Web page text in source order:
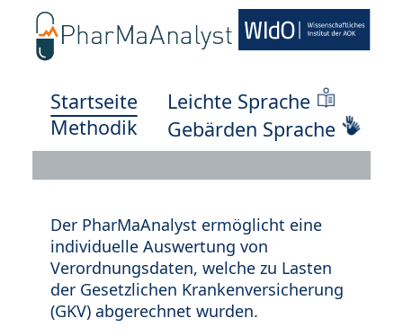
Startseite
Methodik
Leichte Sprache
Gebärden Sprache
Der PharMaAnalyst ermöglicht eine
individuelle Auswertung von
Verordnungsdaten, welche zu Lasten
der Gesetzlichen Krankenversicherung
(GKV) abgerechnet wurden.